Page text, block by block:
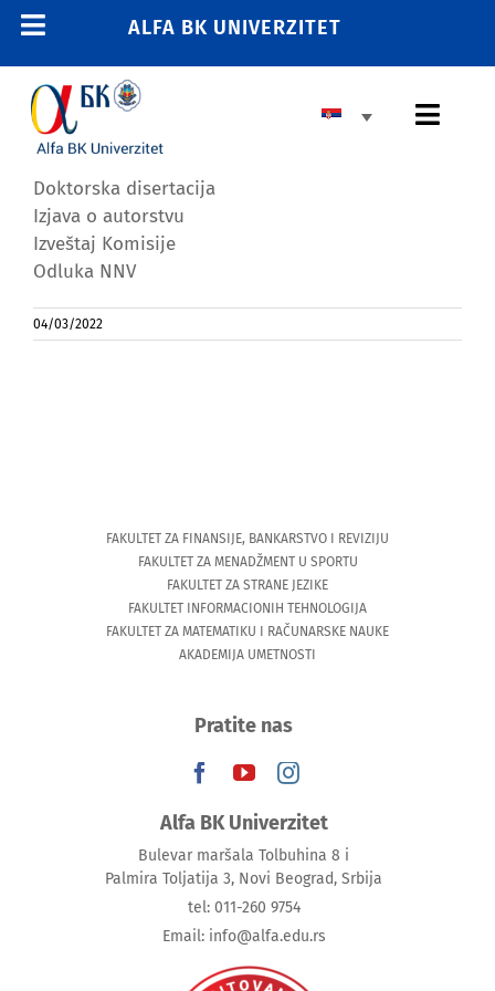
Skip
content
Toggle
Navigation
POČETNA
E-STUDENT
E-ZAPOSLENI
011 2606 380
info@alfa.edu.rs
ALFA BK UNIVERZITET
Doktorska disertacija
Izjava o autorstvu
Izveštaj Komisije
Odluka NNV
04/03/2022
FAKULTET ZA FINANSIJE, BANKARSTVO I REVIZIJU
FAKULTET ZA MENADŽMENT U SPORTU
FAKULTET ZA STRANE JEZIKE
FAKULTET INFORMACIONIH TEHNOLOGIJA
FAKULTET ZA MATEMATIKU I RAČUNARSKE NAUKE
AKADEMIJA UMETNOSTI
Pratite nas
Alfa BK Univerzitet
Bulevar maršala Tolbuhina 8 i
Palmira Toljatija 3, Novi Beograd, Srbija
tel: 011-260 9754
Email: info@alfa.edu.rs